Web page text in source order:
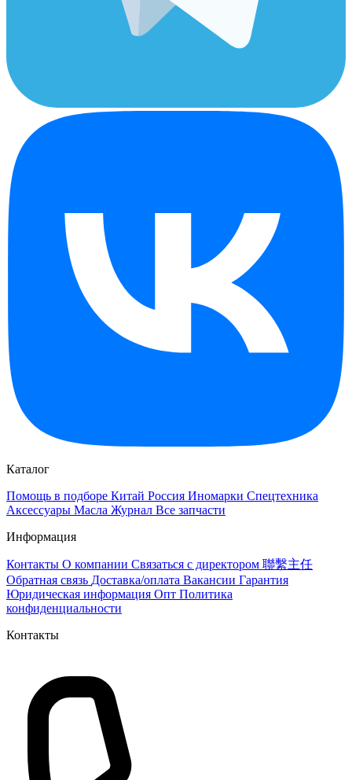
Каталог
Помощь в подборе Китай Россия Иномарки Спецтехника
Аксессуары Масла Журнал Все запчасти
Информация
Контакты О компании Связаться с директором 聯繫主任
Обратная связь Доставка/оплата Вакансии Гарантия
Юридическая информация Опт Политика
конфиденциальности
Контакты